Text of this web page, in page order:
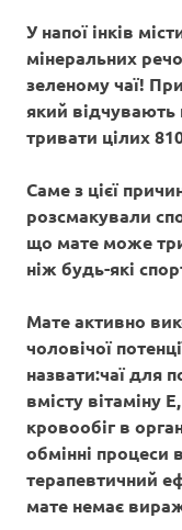
У напої інків
мінеральних
зеленому чаї!
який
тривати цілих
Саме з цієї
розсмакували
що мате може
ніж будь-які
Мате активно
чоловічої
назвати:чаї для
вмісту вітаміну
кровообіг в
обмінні процеси
терапевтичний
мате немає